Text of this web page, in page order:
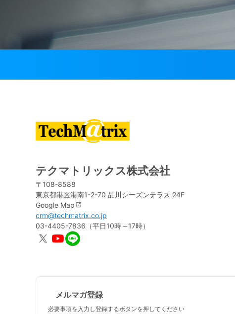
テクマトリックス株式会社
〒108-8588
東京都港区港南1-2-70 品川シーズンテラス 24F
Google Map
crm@techmatrix.co.jp
03-4405-7836（平日10時～17時）
メルマガ登録
必要事項を入力し登録するボタンを押してください